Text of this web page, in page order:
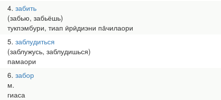
4 забить
(забью, забьёшь)
тукпэмбури, тиап ӣрӣдиэни па̄чилаори
5 заблудиться
(заблужусь, заблудишься)
памаори
6 забор
м.
гиаса